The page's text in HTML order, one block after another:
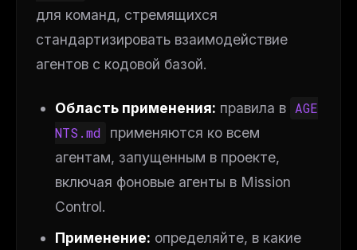
для команд, стремящихся
стандартизировать взаимодействие
агентов с кодовой базой.
Область применения: правила в AGE
NTS.md
применяются ко всем
агентам, запущенным в проекте,
включая фоновые агенты в Mission
Control.
Применение: определяйте, в какие